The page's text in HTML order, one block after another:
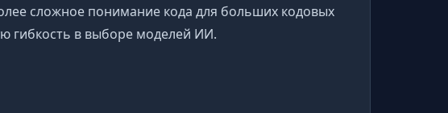
сложное понимание кода для больших кодовых
гибкость в выборе моделей ИИ.